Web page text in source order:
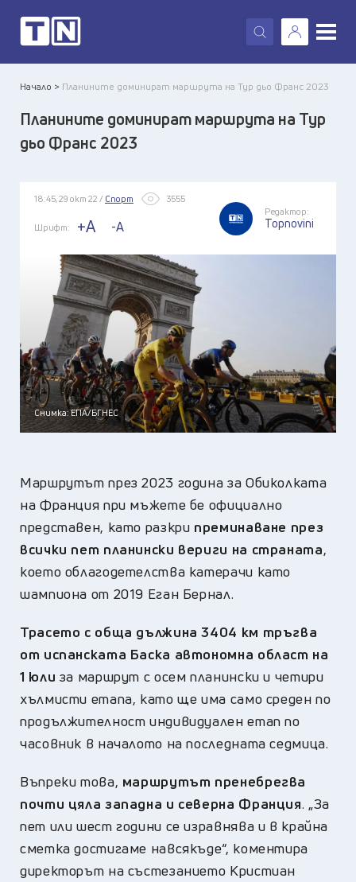
X
Начало > Планините доминират маршрута на Тур дьо Франс 2023
Планините доминират маршрута на Тур
дьо Франс 2023
18:45, 29 окт 22 / Спорт 3555
Шрифт: +A -A
Редактор:
Topnovini
Снимка: ЕПА/БГНЕС
Маршрутът през 2023 година за Обиколката
на Франция при мъжете бе официално
представен, като разкри преминаване през
всички пет планински вериги на страната,
което облагодетелства катерачи като
шампиона от 2019 Еган Бернал.
Трасето с обща дължина 3404 км тръгва
от испанската Баска автономна област на
1 юли за маршрут с осем планински и четири
хълмисти етапа, като ще има само среден по
продължителност индивидуален етап по
часовник в началото на последната седмица.
Въпреки това, маршрутът пренебрегва
почти цяла западна и северна Франция. „За
пет или шест години се изравнява и в крайна
сметка достигаме навсякъде“, коментира
директорът на състезанието Кристиан